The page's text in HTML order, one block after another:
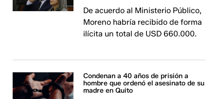
De acuerdo al Ministerio Público,
Moreno habría recibido de forma
ilícita un total de USD 660.000.
Condenan a 40 años de prisión a
hombre que ordenó el asesinato de su
madre en Quito